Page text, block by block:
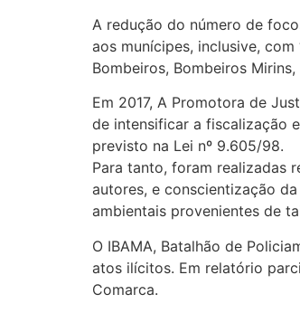
A redução do número de
aos munícipes, inclusive,
Bombeiros, Bombeiros
Em 2017, A Promotora de
de intensificar a fiscalização
previsto na Lei nº 9.605/98.
Para tanto, foram realizadas
autores, e conscientização
ambientais provenientes de
O IBAMA, Batalhão de
atos ilícitos. Em relatório
Comarca.